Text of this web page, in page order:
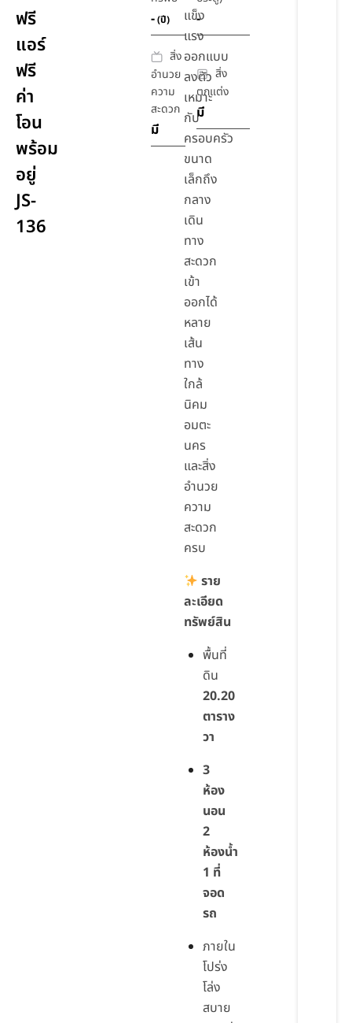
ฟรี
แอร์
ฟรี
ค่า
โอน
พร้อม
อยู่
JS-
136
-(ปี) -
สิ่ง
อำนวย
ความ
สะดวก
มี
สิ่ง
ตกแต่ง
มี
แข็ง
แรง
ออกแบบ
ลงตัว
เหมาะ
กับ
ครอบครัว
ขนาด
เล็กถึง
กลาง
เดิน
ทาง
สะดวก
เข้า
ออกได้
หลาย
เส้น
ทาง
ใกล้
นิคม
อมตะ
นคร
และสิ่ง
อำนวย
ความ
สะดวก
ครบ
ราย
ละเอียด
ทรัพย์สิน
พื้นที่
ดิน
20.20
ตาราง
วา
3
ห้อง
นอน
2
ห้องน้ำ
1 ที่
จอด
รถ
ภายใน
โปร่ง
โล่ง
สบาย